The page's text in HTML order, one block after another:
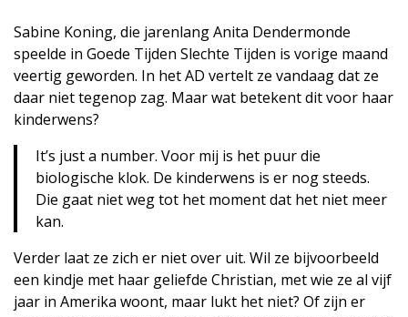
Sabine Koning, die jarenlang Anita Dendermonde
speelde in Goede Tijden Slechte Tijden is vorige maand
veertig geworden. In het AD vertelt ze vandaag dat ze
daar niet tegenop zag. Maar wat betekent dit voor haar
kinderwens?
It’s just a number. Voor mij is het puur die
biologische klok. De kinderwens is er nog steeds.
Die gaat niet weg tot het moment dat het niet meer
kan.
Verder laat ze zich er niet over uit. Wil ze bijvoorbeeld
een kindje met haar geliefde Christian, met wie ze al vijf
jaar in Amerika woont, maar lukt het niet? Of zijn er